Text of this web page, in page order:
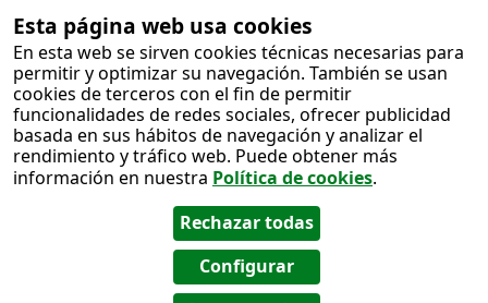
Esta página web usa cookies
En esta web se sirven cookies técnicas necesarias para
permitir y optimizar su navegación. También se usan
cookies de terceros con el fin de permitir
funcionalidades de redes sociales, ofrecer publicidad
basada en sus hábitos de navegación y analizar el
rendimiento y tráfico web. Puede obtener más
información en nuestra Política de cookies.